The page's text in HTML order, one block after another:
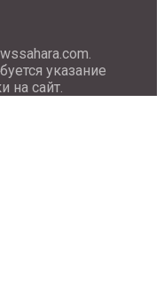
указание
на сайт.